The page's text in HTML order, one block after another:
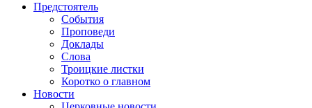
Предстоятель
События
Проповеди
Доклады
Слова
Троицкие листки
Коротко о главном
Новости